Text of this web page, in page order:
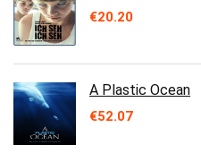
€20.20
A Plastic Ocean
€52.07